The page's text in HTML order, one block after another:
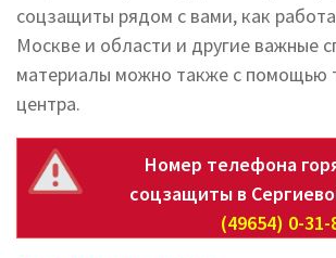
соцзащиты рядом с вами, как
Москве и области и другие важные
материалы можно также с помощью
центра.
Номер телефона
соцзащиты в
(49654) 0-31-